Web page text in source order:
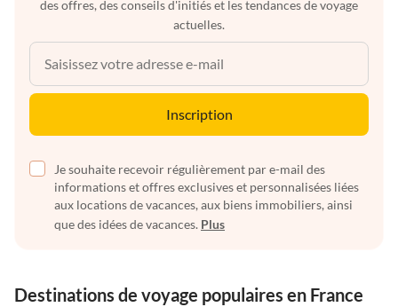
des offres, des conseils d'initiés et les tendances de voyage
actuelles.
Inscription
Je souhaite recevoir régulièrement par e-mail des
informations et offres exclusives et personnalisées liées
aux locations de vacances, aux biens immobiliers, ainsi
que des idées de vacances. Plus
Destinations de voyage populaires en France